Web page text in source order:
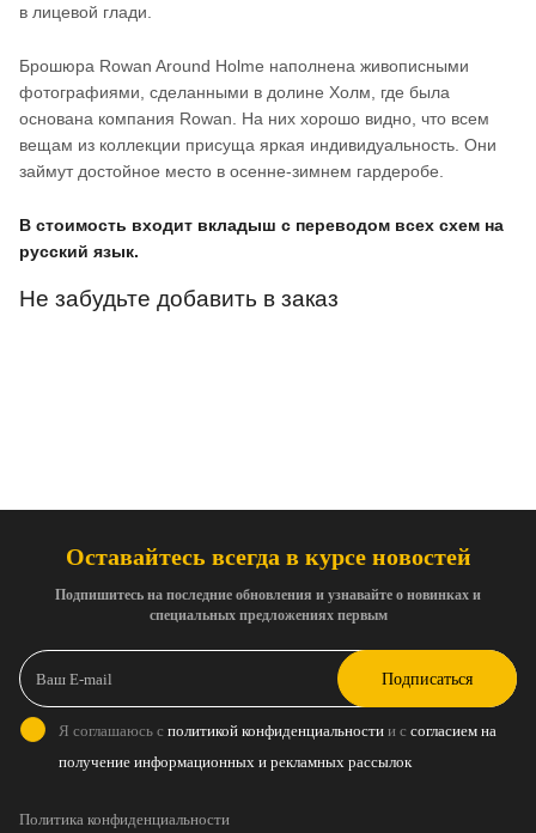
в лицевой глади.
Брошюра Rowan Around Holme наполнена живописными
фотографиями, сделанными в долине Холм, где была
основана компания Rowan. На них хорошо видно, что всем
вещам из коллекции присуща яркая индивидуальность. Они
займут достойное место в осенне-зимнем гардеробе.
В стоимость входит вкладыш с переводом всех схем на
русский язык.
Не забудьте добавить в заказ
Оставайтесь всегда в курсе новостей
Подпишитесь на последние обновления и узнавайте о новинках и
специальных предложениях первым
Подписаться
Я соглашаюсь с политикой конфиденциальности и с согласием на
получение информационных и рекламных рассылок
Политика конфиденциальности